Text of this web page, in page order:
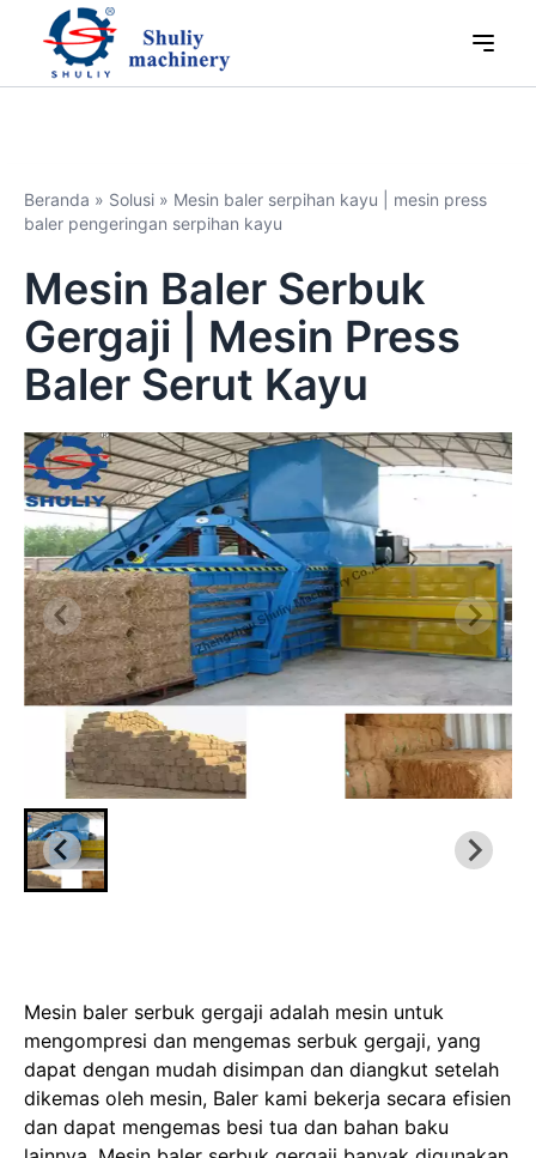
Beranda » Solusi » Mesin baler serpihan kayu | mesin press
baler pengeringan serpihan kayu
Mesin Baler Serbuk
Gergaji | Mesin Press
Baler Serut Kayu
Mesin baler serbuk gergaji adalah mesin untuk
mengompresi dan mengemas serbuk gergaji, yang
dapat dengan mudah disimpan dan diangkut setelah
dikemas oleh mesin, Baler kami bekerja secara efisien
dan dapat mengemas besi tua dan bahan baku